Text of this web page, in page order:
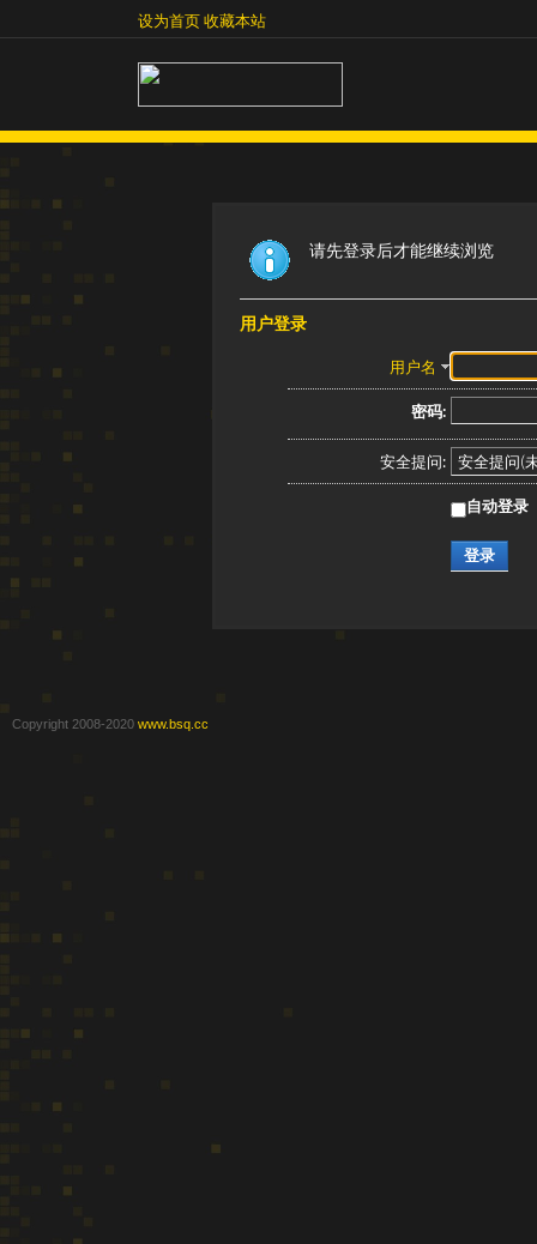
收藏本站设为首页收藏本站
请先登录后才能继续浏览
用户登录
用户名
密码:
安全提问:
自动登录
登录
Copyright 2008-2020 www.bsq.cc